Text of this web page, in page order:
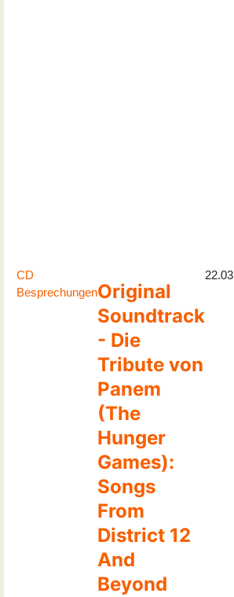
CD
BesprechungenOriginal
Soundtrack
- Die
Tribute von
Panem
(The
Hunger
Games):
Songs
From
District 12
And
Beyond